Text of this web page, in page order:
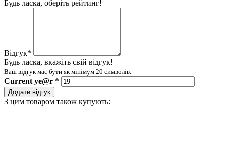
Будь ласка, оберіть рейтинг!
Відгук*
Будь ласка, вкажіть свій відгук!
Ваш відгук має бути як мінімум 20 символів.
Current ye@r *
Додати відгук
З цим товаром також купують: